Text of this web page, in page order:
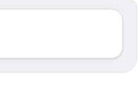
gli investitori retail (…)